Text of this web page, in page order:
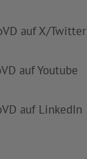
auf X/Twitter
auf Youtube
auf LinkedIn